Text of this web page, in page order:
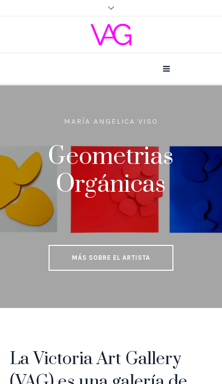
MÁS SOBRE EL ARTISTA
MARÍA ANGELICA VISO
Geometrias
Orgánicas
La Victoria Art Gallery